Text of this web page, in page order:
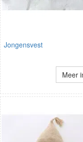
Jongensvest
Meer